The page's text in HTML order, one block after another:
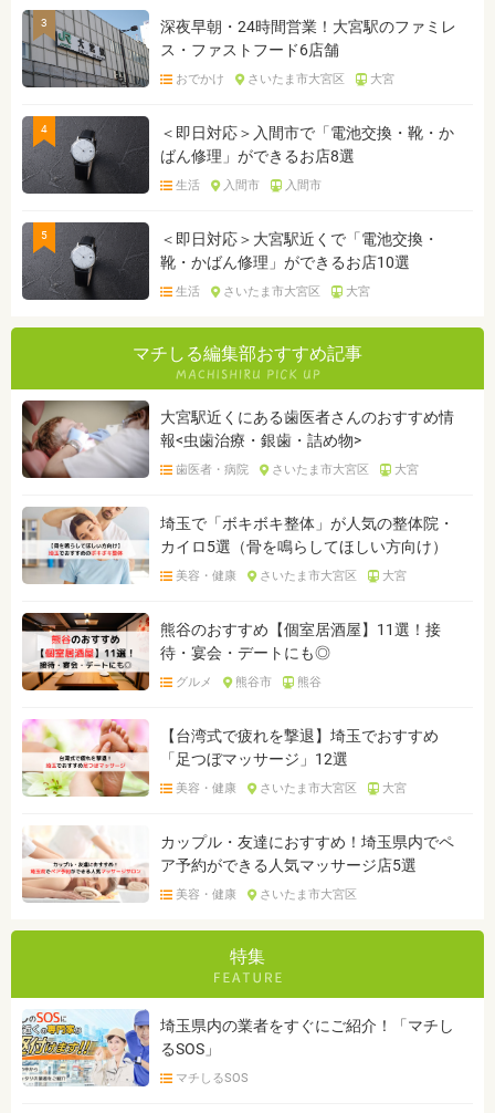
3
深夜早朝・24時間営業！大宮駅のファミレ
ス・ファストフード6店舗
おでかけ さいたま市大宮区 大宮
4
＜即日対応＞入間市で「電池交換・靴・か
ばん修理」ができるお店8選
生活 入間市 入間市
5
＜即日対応＞大宮駅近くで「電池交換・
靴・かばん修理」ができるお店10選
生活 さいたま市大宮区 大宮
マチしる編集部おすすめ記事
大宮駅近くにある歯医者さんのおすすめ情
報<虫歯治療・銀歯・詰め物>
歯医者・病院 さいたま市大宮区 大宮
埼玉で「ボキボキ整体」が人気の整体院・
カイロ5選（骨を鳴らしてほしい方向け）
美容・健康 さいたま市大宮区 大宮
熊谷のおすすめ【個室居酒屋】11選！接
待・宴会・デートにも◎
グルメ 熊谷市 熊谷
【台湾式で疲れを撃退】埼玉でおすすめ
「足つぼマッサージ」12選
美容・健康 さいたま市大宮区 大宮
カップル・友達におすすめ！埼玉県内でペ
ア予約ができる人気マッサージ店5選
美容・健康 さいたま市大宮区
特集
埼玉県内の業者をすぐにご紹介！「マチし
るSOS」
マチしるSOS